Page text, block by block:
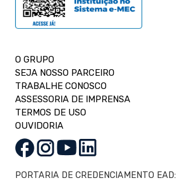
O GRUPO
SEJA NOSSO PARCEIRO
TRABALHE CONOSCO
ASSESSORIA DE IMPRENSA
TERMOS DE USO
OUVIDORIA
PORTARIA DE CREDENCIAMENTO EAD: